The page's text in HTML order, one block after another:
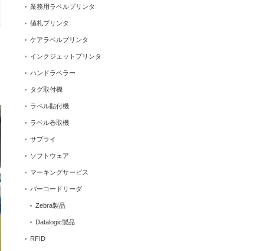
業務用ラベルプリンタ
値札プリンタ
ケアラベルプリンタ
インクジェットプリンタ
ハンドラベラー
タグ取付機
ラベル貼付機
ラベル巻取機
サプライ
ソフトウェア
マーキングサービス
バーコードリーダ
Zebra製品
Datalogic製品
RFID